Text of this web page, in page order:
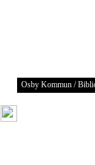
Osby Kommun /